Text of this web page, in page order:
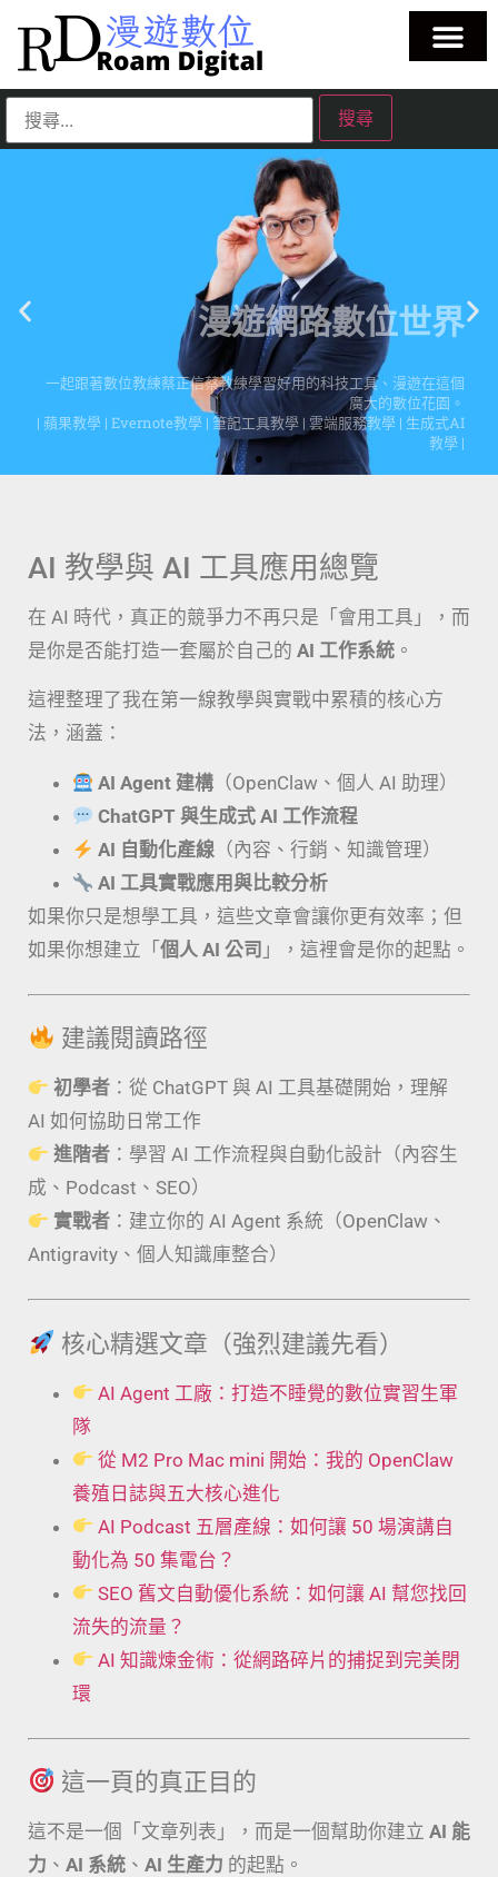
漫遊網路數位世界
一起跟著數位教練蔡正信蔡教練學習好用的科技工具、漫遊在這個
廣大的數位花園。
| 蘋果教學 | Evernote教學 | 筆記工具教學 | 雲端服務教學 | 生成式AI
教學 |
點擊這裡
AI 教學與 AI 工具應用總覽
在 AI 時代，真正的競爭力不再只是「會用工具」，而
是你是否能打造一套屬於自己的 AI 工作系統 。
這裡整理了我在第一線教學與實戰中累積的核心方
法，涵蓋：
AI Agent 建構 （OpenClaw、個人 AI 助理）
ChatGPT 與生成式 AI 工作流程
AI 自動化產線 （內容、行銷、知識管理）
AI 工具實戰應用與比較分析
如果你只是想學工具，這些文章會讓你更有效率；但
如果你想建立「 個人 AI 公司 」，這裡會是你的起點。
建議閱讀路徑
初學者 ：從 ChatGPT 與 AI 工具基礎開始，理解
AI 如何協助日常工作
進階者 ：學習 AI 工作流程與自動化設計（內容生
成、Podcast、SEO）
實戰者 ：建立你的 AI Agent 系統（OpenClaw、
Antigravity、個人知識庫整合）
核心精選文章（強烈建議先看）
AI Agent 工廠：打造不睡覺的數位實習生軍
隊
從 M2 Pro Mac mini 開始：我的 OpenClaw
養殖日誌與五大核心進化
AI Podcast 五層產線：如何讓 50 場演講自
動化為 50 集電台？
SEO 舊文自動優化系統：如何讓 AI 幫您找回
流失的流量？
AI 知識煉金術：從網路碎片的捕捉到完美閉
環
這一頁的真正目的
這不是一個「文章列表」，而是一個幫助你建立 AI 能
力 、 AI 系統 、 AI 生產力 的起點。